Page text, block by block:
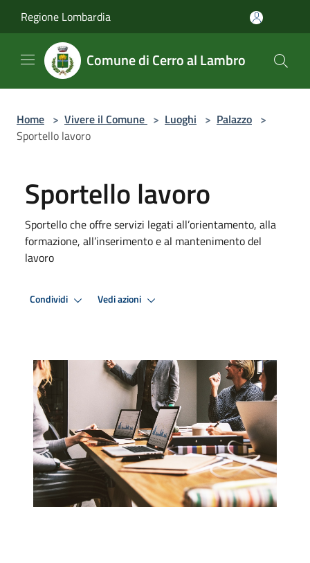
Regione Lombardia
Comune di Cerro al Lambro
Home > Vivere il Comune > Luoghi > Palazzo >
Sportello lavoro
Sportello lavoro
Sportello che offre servizi legati all’orientamento, alla
formazione, all’inserimento e al mantenimento del
lavoro
Condividi Vedi azioni